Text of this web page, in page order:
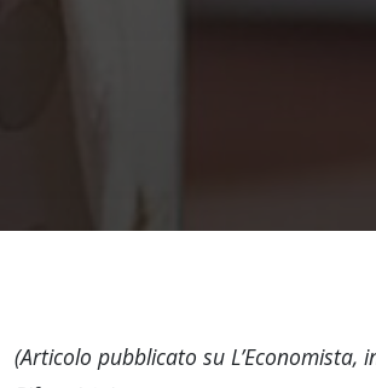
(Articolo pubblicato su L’Economista,